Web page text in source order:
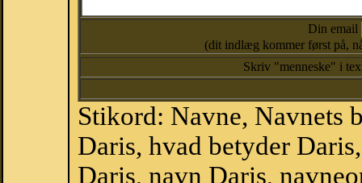
Din email
(dit indlæg kommer først på,
Skriv "menneske" i
Stikord: Navne, Navnets
Daris, hvad betyder
Daris, navn Daris,